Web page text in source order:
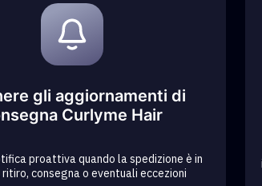
gli aggiornamenti di
Curlyme Hair
proattiva quando la spedizione è in
consegna o eventuali eccezioni